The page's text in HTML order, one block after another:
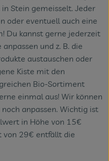
Stein gemeisselt. Jeder
oder eventuell auch eine
Du kannst gerne jederzeit
und z. B. die
austauschen oder
Kiste mit den
Bio-Sortiment
einmal aus! Wir können
anpassen. Wichtig ist
in Höhe von 15€
von 29€ entfällt die